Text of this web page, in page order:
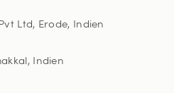
Ltd, Erode, Indien
Indien